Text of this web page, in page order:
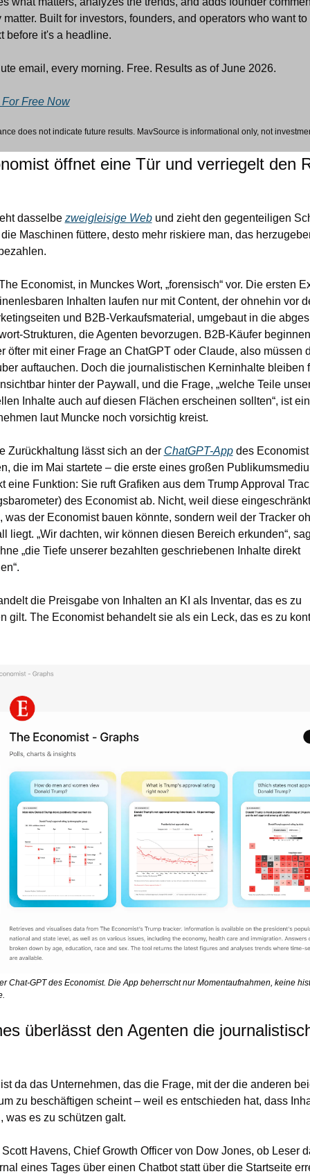
matter. Built for investors, founders, and operators who want to
before it's a headline.
email, every morning. Free. Results as of June 2026.
Free Now
does not indicate future results. MavSource is informational only, not
öffnet eine Tür und verriegelt den
dasselbe zweigleisige Web und zieht den gegenteiligen
Maschinen füttere, desto mehr riskiere man, das
Economist, in Munckes Wort, „forensisch“ vor. Die ersten
Inhalten laufen nur mit Content, der ohnehin vor
und B2B-Verkaufsmaterial, umgebaut in die
Strukturen, die Agenten bevorzugen. B2B-Käufer
öfter mit einer Frage an ChatGPT oder Claude, also müssen
auftauchen. Doch die journalistischen Kerninhalte bleiben
hinter der Paywall, und die Frage, „welche Teile
Inhalte auch auf diesen Flächen erscheinen sollten“, ist
laut Muncke noch vorsichtig kreist.
Zurückhaltung lässt sich an der ChatGPT-App des Economist
die im Mai startete – die erste eines großen
eine Funktion: Sie ruft Grafiken aus dem Trump Approval
des Economist ab. Nicht, weil diese
was der Economist bauen könnte, sondern weil der Tracker
liegt. „Wir dachten, wir können diesen Bereich erkunden“,
„die Tiefe unserer bezahlten geschriebenen Inhalte direkt
die Preisgabe von Inhalten an KI als Inventar, das es zu
gilt. The Economist behandelt sie als ein Leck, das es zu
Chat-GPT des Economist. Die App beherrscht nur Momentaufnahmen, keine
überlässt den Agenten die
da das Unternehmen, das die Frage, mit der die anderen
zu beschäftigen scheint – weil es entschieden hat, dass
was es zu schützen galt.
Havens, Chief Growth Officer von Dow Jones, ob Leser
eines Tages über einen Chatbot statt über die Startseite